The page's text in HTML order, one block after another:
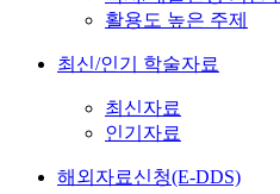
활용도 높은 주제
최신/인기 학술자료
최신자료
인기자료
해외자료신청(E-DDS)